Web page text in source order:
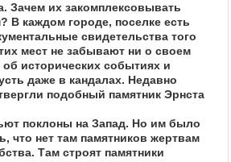
Зачем их закомплексовывать
В каждом городе, поселке есть
свидетельства того
мест не забывают ни о своем
исторических событиях и
даже в кандалах. Недавно
подобный памятник Эрнста
поклоны на Запад. Но им было
что нет там памятников жертвам
Там строят памятники